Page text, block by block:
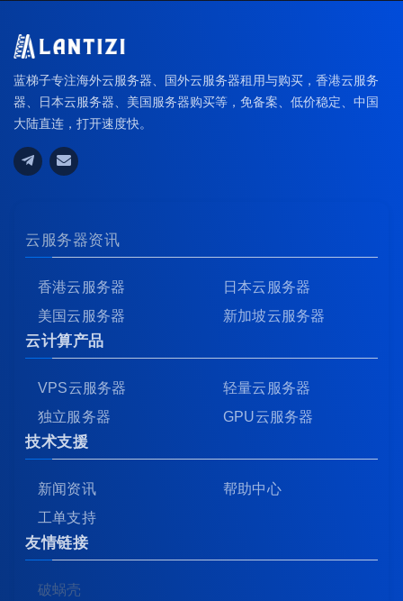
蓝梯子专注海外云服务器、国外云服务器租用与购买，香港云服务
器、日本云服务器、美国服务器购买等，免备案、低价稳定、中国
大陆直连，打开速度快。
云服务器资讯
香港云服务器
日本云服务器
美国云服务器
新加坡云服务器
云计算产品
VPS云服务器
轻量云服务器
独立服务器
GPU云服务器
技术支援
新闻资讯
帮助中心
工单支持
友情链接
破蜗壳